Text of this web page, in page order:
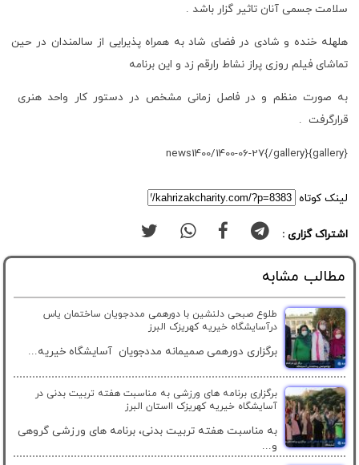
سلامت جسمی آنان تاثیر گزار باشد .
هلهله خنده و شادی در فضای شاد به همراه پذیرایی از سالمندان در حین
تماشای فیلم روزی پراز نشاط رارقم زد و این برنامه
به صورت منظم و در فاصل زمانی مشخص در دستور کار واحد هنری
قرارگرفت .
{gallery}news1400/1400-06-27{/gallery}
لینک کوتاه
اشتراک گزاری :
مطالب مشابه
طلوع صبحی دلنشین با دورهمی مددجویان ساختمان یاس
درآسایشگاه خیریه کهریزک البرز
برگزاری دورهمی صمیمانه مددجویان آسایشگاه خیریه...
برگزاری برنامه های ورزشی به مناسبت هفته تربیت بدنی در
آسایشگاه خیریه کهریزک ااستان البرز
به مناسبت هفته تربیت بدنی، برنامه های ورزشی گروهی
و...